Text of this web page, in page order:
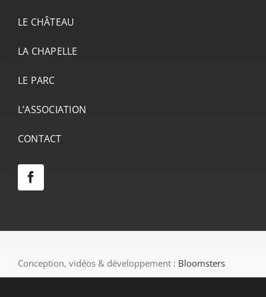
LE CHÂTEAU
LA CHAPELLE
LE PARC
L’ASSOCIATION
CONTACT
Conception, vidéos & développement : Bloomsters